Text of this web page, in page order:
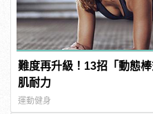
難度再升級！13招「動態
肌耐力
運動健身